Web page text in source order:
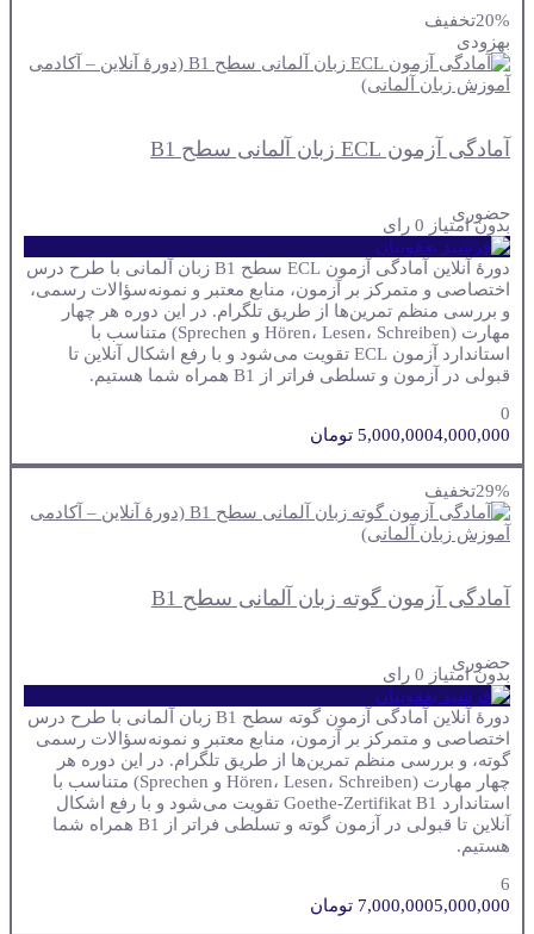
20%تخفیف
بهزودی
آمادگی آزمون ECL زبان آلمانی سطح B1
حضوری
بدون امتیاز 0 رای
دورهٔ آنلاین آمادگی آزمون ECL سطح B1 زبان آلمانی با طرح درس
اختصاصی و متمرکز بر آزمون، منابع معتبر و نمونه‌سؤالات رسمی،
و بررسی منظم تمرین‌ها از طریق تلگرام. در این دوره هر چهار
مهارت (Hören، Lesen، Schreiben و Sprechen) متناسب با
استاندارد آزمون ECL تقویت می‌شود و با رفع اشکال آنلاین تا
قبولی در آزمون و تسلطی فراتر از B1 همراه شما هستیم.
0
5,000,0004,000,000 تومان
29%تخفیف
آمادگی آزمون گوته زبان آلمانی سطح B1
حضوری
بدون امتیاز 0 رای
دورهٔ آنلاین آمادگی آزمون گوته سطح B1 زبان آلمانی با طرح درس
اختصاصی و متمرکز بر آزمون، منابع معتبر و نمونه‌سؤالات رسمی
گوته، و بررسی منظم تمرین‌ها از طریق تلگرام. در این دوره هر
چهار مهارت (Hören، Lesen، Schreiben و Sprechen) متناسب با
استاندارد Goethe-Zertifikat B1 تقویت می‌شود و با رفع اشکال
آنلاین تا قبولی در آزمون گوته و تسلطی فراتر از B1 همراه شما
هستیم.
6
7,000,0005,000,000 تومان